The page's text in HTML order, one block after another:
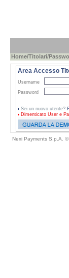
Home/Titolari/
Area Accesso
Username
Password
Sei un nuovo utente?
Dimenticato User e
Nexi Payments S.p.A.